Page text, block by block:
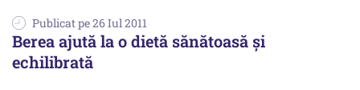
Publicat pe 26 Iul 2011
Berea ajută la o dietă sănătoasă şi
echilibrată